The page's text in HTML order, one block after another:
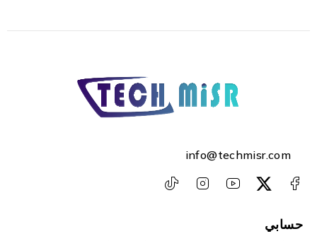
info@techmisr.com
حسابي